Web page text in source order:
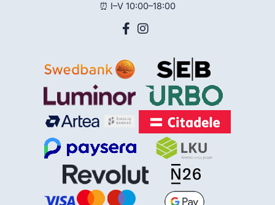
⏰ I–V 10:00–18:00